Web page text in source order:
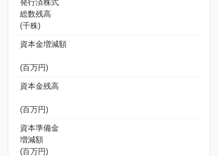
発行済株式
総数残高
(千株)
資本金増減額
(百万円)
資本金残高
(百万円)
資本準備金
増減額
(百万円)